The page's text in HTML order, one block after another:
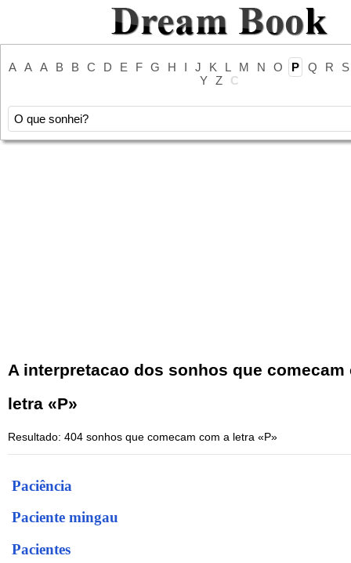
A A A B B C D E F G H I J K L M N O P Q R
S
Y Z С
A interpretacao dos sonhos que comecam
letra «P»
Resultado: 404 sonhos que comecam com a letra «P»
Paciência
Paciente mingau
Pacientes